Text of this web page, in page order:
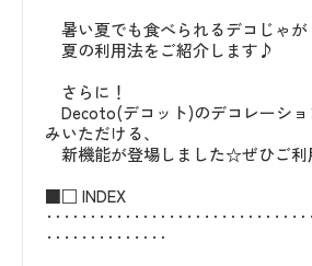
暑い夏でも食べられるデコじゃが
夏の利用法をご紹介します♪
さらに！
Decoto(デコット)のデコレーショ
みいただける、
新機能が登場しました☆ぜひご利
■□ INDEX
‥‥‥‥‥‥‥